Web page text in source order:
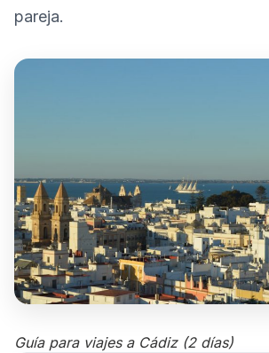
pareja.
Guía para viajes a Cádiz (2 días)